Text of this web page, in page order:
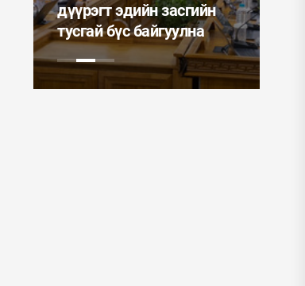
дүүрэгт эдийн засгийн
тусгай бүс байгуулна